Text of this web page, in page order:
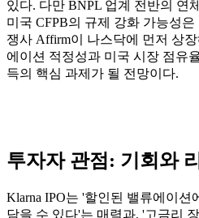
있다. 다만 BNPL 업계 전반의 연
미국 CFPB의 규제 강화 가능성
쟁사 Affirm이 나스닥에 먼저 상
에이션 적정성과 미국 시장 점유
득의 핵심 과제가 될 전망이다.
투자자 관점: 기회와
Klarna IPO는 '할인된 밸류에이션
담을 수 있다'는 매력과, '고금리